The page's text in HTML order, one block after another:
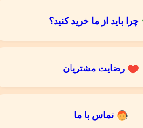
چرا باید از ما خرید کنید؟
رضایت مشتریان
تماس با ما